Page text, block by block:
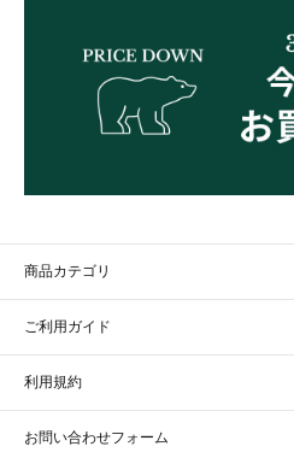
商品カテゴリ
ご利用ガイド
利用規約
お問い合わせフォーム